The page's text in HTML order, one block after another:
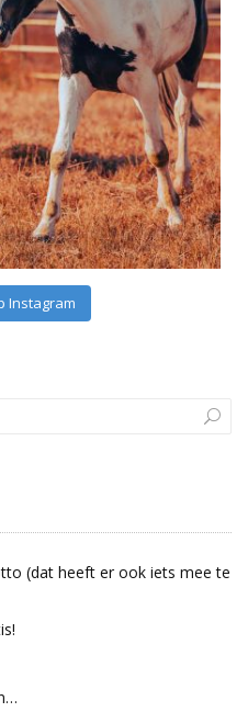
Instagram
(dat heeft er ook iets mee te